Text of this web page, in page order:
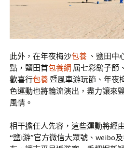
此外，在年夜梅沙包養 、鹽田中
點，鹽田首包養網 屆七彩鷂子節
歡喜行包養 暨風車游玩節、年夜
色運動也將輪流演出，盡力讓來
風情。
相干擔任人先容，這些運動將經
“鹽i游”官方微信大眾號、weibo